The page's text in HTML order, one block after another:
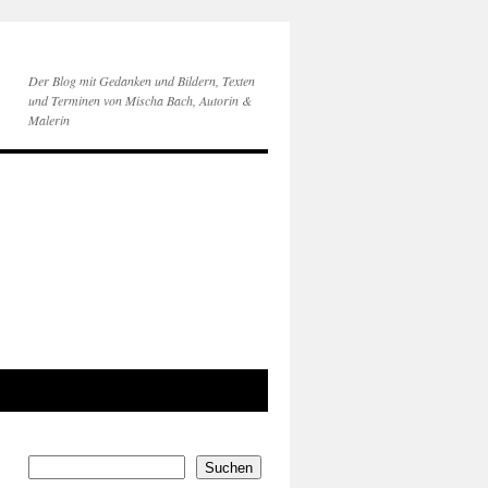
Der Blog mit Gedanken und Bildern, Texten
und Terminen von Mischa Bach, Autorin &
Malerin
Suchen